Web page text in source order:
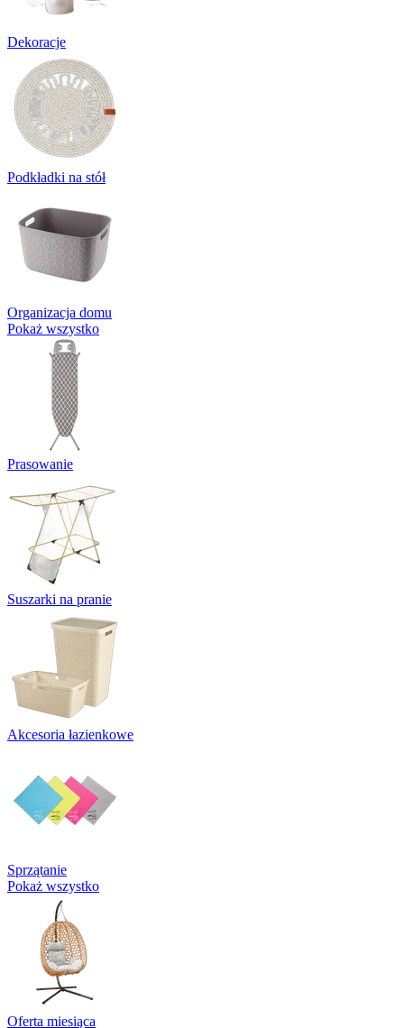
Dekoracje
Podkładki na stół
Organizacja domu
Pokaż wszystko
Prasowanie
Suszarki na pranie
Akcesoria łazienkowe
Sprzątanie
Pokaż wszystko
Oferta miesiąca